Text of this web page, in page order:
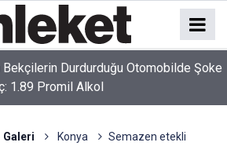
Konya hattı bölünmüş yol oluyor
Galeri Konya
Semazen etekli